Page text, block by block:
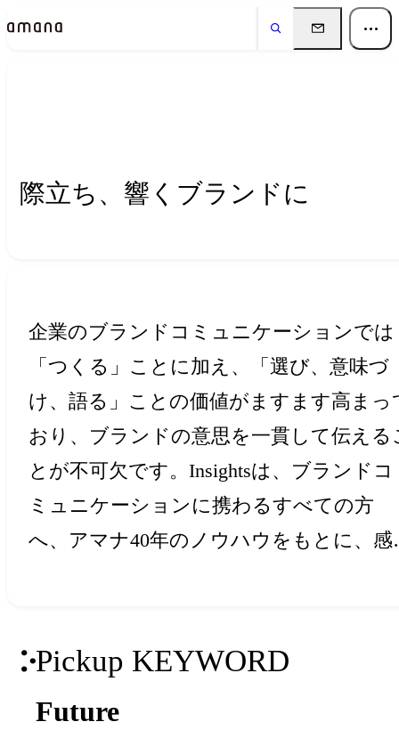
Insightsインサイト
際立ち、響くブランドに
企業のブランドコミュニケーションでは
「つくる」ことに加え、「選び、意味づ
け、語る」ことの価値がますます高まっ
おり、ブランドの意思を一貫して伝える
とが不可欠です。Insightsは、ブランドコ
ミュニケーションに携わるすべての方
へ、アマナ40年のノウハウをもとに、感
Pickup KEYWORD
Future